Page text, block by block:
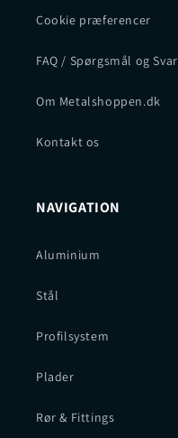
Cookie præferencer
FAQ / Spørgsmål og Svar
Om Metalshoppen.dk
Kontakt os
NAVIGATION
Aluminium
Stål
Profilsystem
Plader
Rør & Fittings